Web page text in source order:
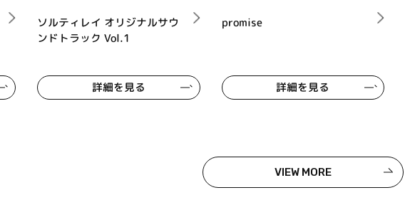
ソルティレイ オリジナルサウ
ンドトラック Vol.1
詳細を見る
promise
詳細を見る
VIEW MORE